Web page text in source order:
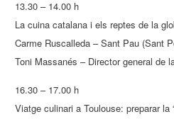
13.30 – 14.00 h
La cuina catalana i els reptes de la
Carme Ruscalleda – Sant Pau (Sant
Toni Massanés – Director general de
16.30 – 17.00 h
Viatge culinari a Toulouse: preparar la